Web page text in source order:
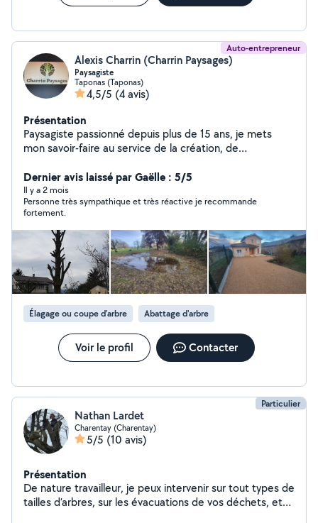
Auto-entrepreneur
Alexis Charrin (Charrin Paysages)
Paysagiste
Taponas (Taponas)
4,5/5 (4 avis)
Présentation
Paysagiste passionné depuis plus de 15 ans, je mets
mon savoir-faire au service de la création, de
harmonieux et durables. Mon expérience m'a permis de
maîtriser aussi bien la conception paysagère que les
techniques de plantation, de maçonnerie paysagère et
d'entretien. Attentif aux besoins des clients,
respectueux de l'environnement, rigoureux et créatif, je
prends à cœur chaque projet.
Dernier avis laissé par Gaëlle : 5/5
Il y a 2 mois
Personne très sympathique et très réactive je recommande
fortement.
Élagage ou coupe d'arbre Abattage d'arbre
Voir le profil Contacter
Particulier
Nathan Lardet
Charentay (Charentay)
5/5 (10 avis)
Présentation
De nature travailleur, je peux intervenir sur tout types de
tailles d’arbres, sur les évacuations de vos déchets, et